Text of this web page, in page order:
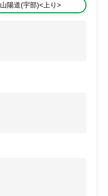
山陽道(宇部)<上り>